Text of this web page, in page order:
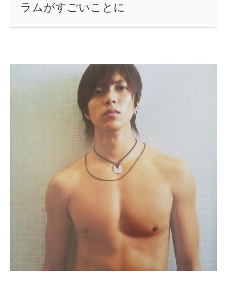
ラムがすごいことに